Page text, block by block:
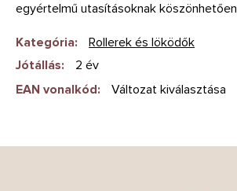
egyértelmű utasításoknak köszönhetően
Kategória:
Rollerek és löködők
Jótállás:
2 év
EAN vonalkód: Változat kiválasztása